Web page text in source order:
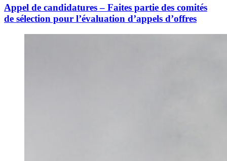
Appel de candidatures – Faites partie des comités
de sélection pour l’évaluation d’appels d’offres